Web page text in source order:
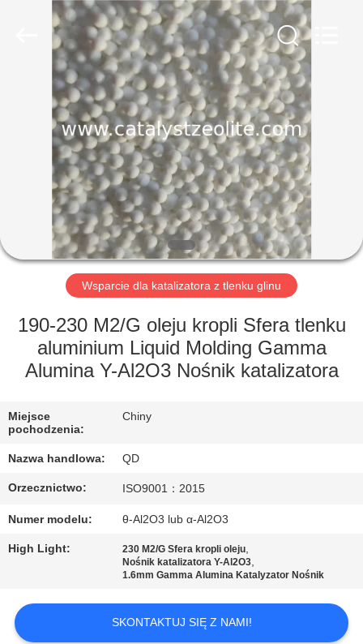
DOM
PRODUKTY
WYCIECZKA
FABRYCE
KONTROLA
SKONTAKTUJ
NAMI
AKTUALNOŚCI
SPRAWY
Wsparcie dla katalizatora z tlenku glinu
190-230 M2/G oleju kropli Sfera tlenku
aluminium Liquid Molding Gamma
Alumina Y-Al2O3 Nośnik katalizatora
Miejsce
pochodzenia:
Chiny
Nazwa handlowa: QD
Orzecznictwo: ISO9001：2015
Numer modelu: θ-Al2O3 lub α-Al2O3
High Light: 230 M2/G Sfera kropli oleju,
Nośnik katalizatora Y-Al2O3,
1.6mm Gamma Alumina Katalyzator Nośnik
SKONTAKTUJ SIĘ Z NAMI!